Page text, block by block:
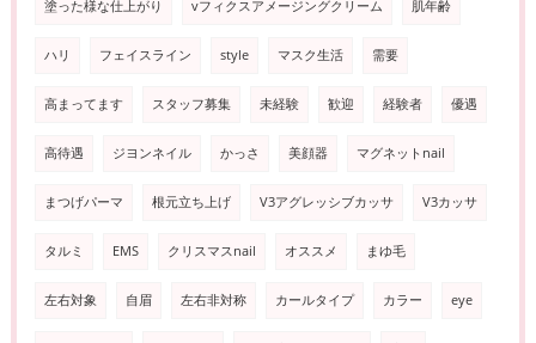
塗った様な仕上がり vフィクスアメージングクリーム 肌年齢
ハリ フェイスライン style マスク生活 需要
高まってます スタッフ募集 未経験 歓迎 経験者 優遇
高待遇 ジヨンネイル かっさ 美顔器 マグネットnail
まつげパーマ 根元立ち上げ V3アグレッシブカッサ V3カッサ
タルミ EMS クリスマスnail オススメ まゆ毛
左右対象 自眉 左右非対称 カールタイプ カラー eye